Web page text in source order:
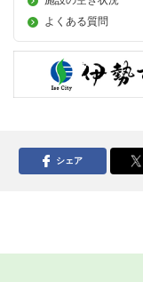
よくある質問
シェア